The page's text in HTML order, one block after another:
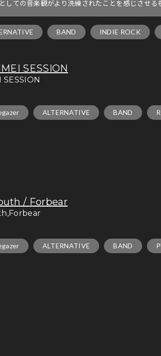
しての音楽観がより洗練されたことを感じさせる
BAND INDIE ROCK
SESSION
ALTERNATIVE BAND
/ Forbear
ALTERNATIVE BAND